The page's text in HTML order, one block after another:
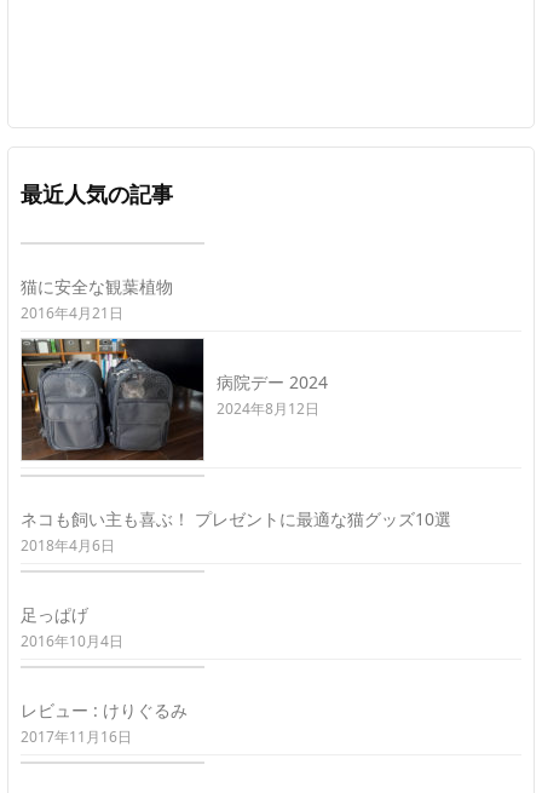
最近人気の記事
猫に安全な観葉植物
2016年4月21日
病院デー 2024
2024年8月12日
ネコも飼い主も喜ぶ！ プレゼントに最適な猫グッズ10選
2018年4月6日
足っぱげ
2016年10月4日
レビュー : けりぐるみ
2017年11月16日